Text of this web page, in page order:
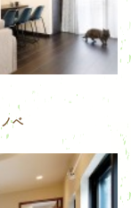
ベ